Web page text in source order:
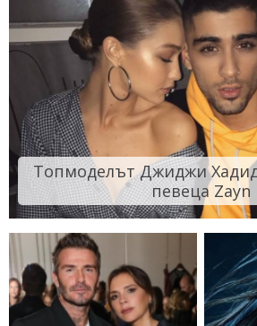
Топмоделът Джиджи
певеца Zayn